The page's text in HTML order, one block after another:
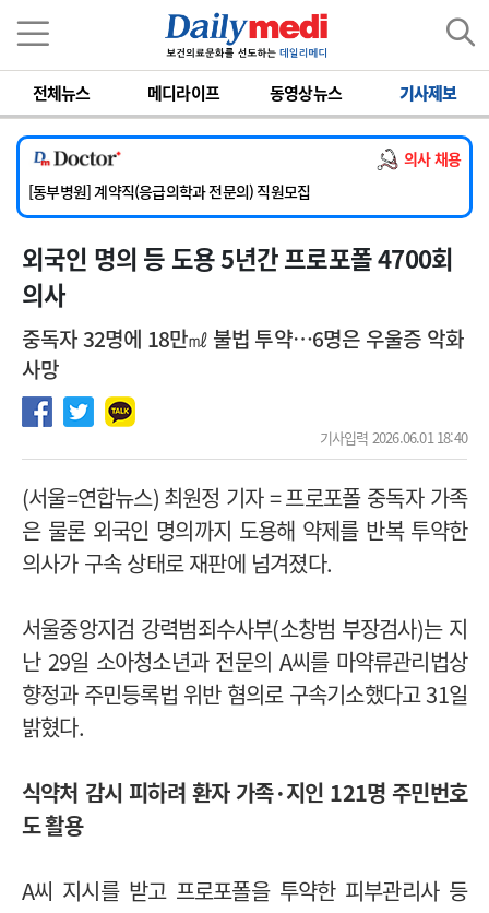
전체뉴스 메디라이프 동영상뉴스 기사제보
의사 채용
[서울아산병원] 2026년 하반기 인턴 모집
[영남대학교의료원] 마취통증의학과 임기제 임상의사 채용
[충남대학교병원] 소아청소년과(소아응급전담) 계약직 의사 공개채용
[동부병원] 계약직(응급의학과 전문의) 직원모집
[이대목동병원] 하반기 전공의(레지던트1년차) 모집
[서울아산병원] 2026년 하반기 인턴 모집
[영남대학교의료원] 마취통증의학과 임기제 임상의사 채용
외국인 명의 등 도용 5년간 프로포폴 4700회
의사
중독자 32명에 18만㎖ 불법 투약…6명은 우울증 악화
사망
기사입력 2026.06.01 18:40
(서울=연합뉴스) 최원정 기자=프로포폴 중독자 가족
은 물론 외국인 명의까지 도용해 약제를 반복 투약한
의사가 구속 상태로 재판에 넘겨졌다.
서울중앙지검 강력범죄수사부(소창범 부장검사)는 지
난 29일 소아청소년과 전문의 A씨를 마약류관리법상
향정과 주민등록법 위반 혐의로 구속기소했다고31일
밝혔다.
식약처 감시 피하려 환자 가족·지인 121명 주민번호
도 활용
A씨 지시를 받고 프로포폴을 투약한 피부관리사 등